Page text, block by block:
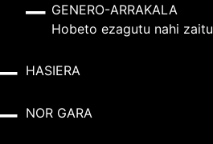
GENERO-ARRAKALA
Hobeto ezagutu nahi
HASIERA
NOR GARA